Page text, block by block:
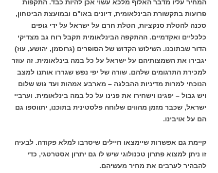
המחיר עליו מדבר האלוף מלכא עשוי אכן להיות כבד. התקפות
פרועות בתקשורת הבינלאומית, דיונים באו"ם ובמועצת הביטחון,
סכנה להטלת סנקציות, הטלת חרם על ישראל על ידי גופים
כלכליים ואקדמיים. ההתקפה הבינלאומית תקבל רוח גב מצדיקי
הדור שבתוכנו. השילוש הקדוש של הסופרים (גרוסמן, יהושע, עוז)
יגבירו את השמצותיהם על ישראל על כל במה בינלאומית. זה עוזר
למכירת התרגומים שלהם. שורה של יפי נפש שגררו אותנו למצב
הנוכחי למרות מדיניות ההבלגה – מארבע אמהות ועד גוש שלום
ויש גבול – יפגינו וישחירו את פנינו על כל במה בינלאומית. וערביי
ישראל, שכבר מזמן מהווים שלוחה פלסטינית בתוכנו, יתווספו גם
הם על אויבינו.
קיימת גם אפשרות שיימצאו חיילים שיסרבו למלא פקודה. לבעיה
זו ניתן למצוא פתרון טכנולוגי שיש לו גם יתרון אסטרטגי, כדי
להבהיר לערבים את מחיר מעשיהם.